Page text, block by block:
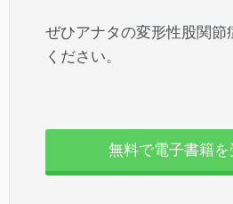
ぜひアナタの変形性股関節
ください。
無料で電子書籍を